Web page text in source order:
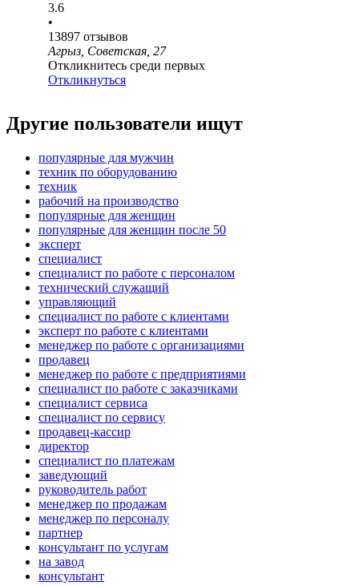
3.6
•
13897 отзывов
Агрыз, Советская, 27
Откликнитесь среди первых
Откликнуться
Другие пользователи ищут
популярные для мужчин
техник по оборудованию
техник
рабочий на производство
популярные для женщин
популярные для женщин после 50
эксперт
специалист
специалист по работе с персоналом
технический служащий
управляющий
специалист по работе с клиентами
эксперт по работе с клиентами
менеджер по работе с организациями
продавец
менеджер по работе с предприятиями
специалист по работе с заказчиками
специалист сервиса
специалист по сервису
продавец-кассир
директор
специалист по платежам
заведующий
руководитель работ
менеджер по продажам
менеджер по персоналу
партнер
консультант по услугам
на завод
консультант